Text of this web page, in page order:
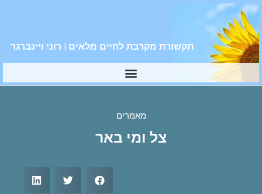
תקשורת מקרבת לחיים מלאים | רוני ויינברגר
מאמרים
צל ומי באר